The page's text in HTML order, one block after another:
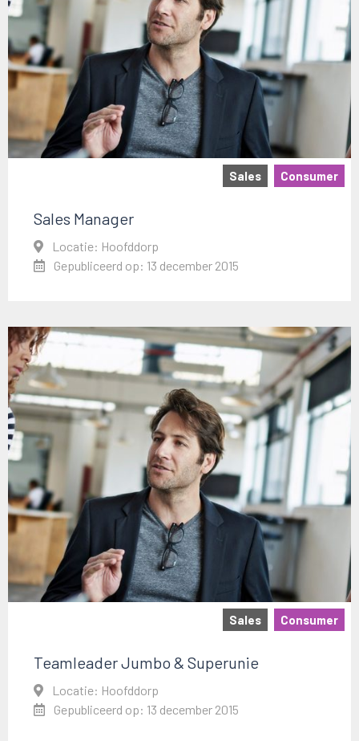
Sales Consumer
Sales Manager
Locatie: Hoofddorp
Gepubliceerd op: 13 december 2015
Sales Consumer
Teamleader Jumbo & Superunie
Locatie: Hoofddorp
Gepubliceerd op: 13 december 2015